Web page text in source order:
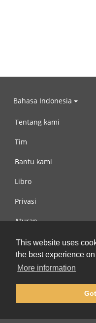
This website uses
the best experience
More information
Bahasa Indonesia
Tentang kami
Tim
Bantu kami
Libro
Privasi
Aturan
Hubungi kami
© 2002-